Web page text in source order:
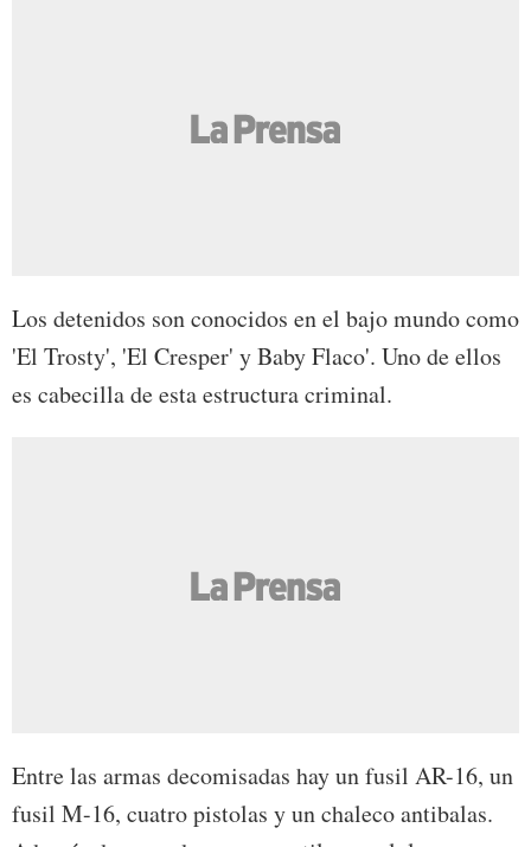
Los detenidos son conocidos en el bajo mundo como
'El Trosty', 'El Cresper' y Baby Flaco'. Uno de ellos
es cabecilla de esta estructura criminal.
Entre las armas decomisadas hay un fusil AR-16, un
fusil M-16, cuatro pistolas y un chaleco antibalas.